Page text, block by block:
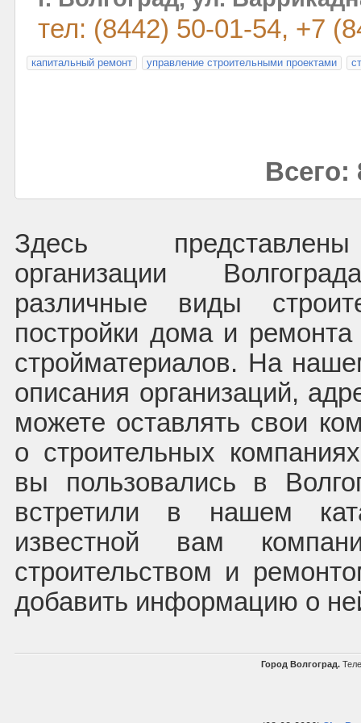
тел: (8442) 50-01-54, +7
капитальный ремонт управление строительными проектами
Всего:
Здесь
организации
различные виды
постройки дома и
стройматериалов. На
описания организаций,
можете оставлять свои
о строительных
вы пользовались в
встретили в нашем
известной вам
строительством и
добавить информацию о
Город Волгоград.